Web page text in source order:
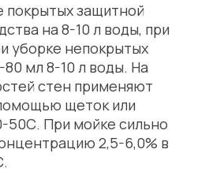
покрытых защитной
на 8-10 л воды, при
уборке непокрытых
мл 8-10 л воды. На
стен применяют
щеток или
50С. При мойке сильно
2,5-6,0% в